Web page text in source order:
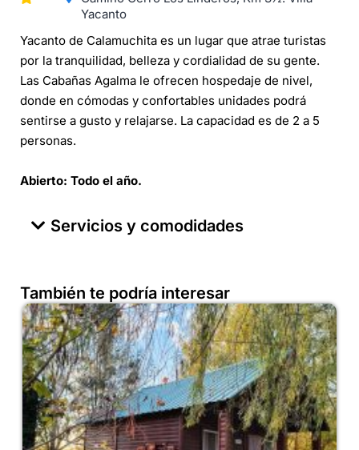
Yacanto
Yacanto de Calamuchita es un lugar que atrae turistas
por la tranquilidad, belleza y cordialidad de su gente.
Las Cabañas Agalma le ofrecen hospedaje de nivel,
donde en cómodas y confortables unidades podrá
sentirse a gusto y relajarse. La capacidad es de 2 a 5
personas.
Abierto: Todo el año.
Servicios y comodidades
También te podría interesar